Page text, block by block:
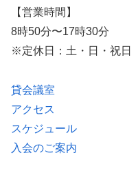
【営業時間】
8時50分〜17時30分
※定休日：土・日・祝日
貸会議室
アクセス
スケジュール
入会のご案内